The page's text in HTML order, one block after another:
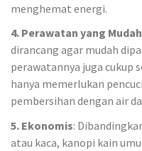
menghemat energi.
4. Perawatan yang Mudah
dirancang agar mudah
perawatannya juga cukup
hanya memerlukan
pembersihan dengan air
5. Ekonomis:
atau kaca, kanopi kain